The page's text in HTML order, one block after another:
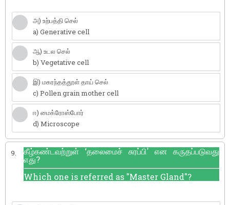
அ) உற்பத்தி செல்
a) Generative cell
ஆ) உடல செல்
b) Vegetative cell
இ) மகரந்தத்தூள் தாய் செல்
c) Pollen grain mother cell
ஈ) மைக்ரோஸ்போர்
d) Microscope
9. கீழ்கண்டவற்றுள் ‘தலைமைச் சுரப்பி' என கருதப்படுவது
எது?
Which one is referred as "Master Gland"?